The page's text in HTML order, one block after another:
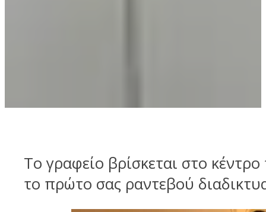
Το γραφείο βρίσκεται στο
το πρώτο σας ραντεβού